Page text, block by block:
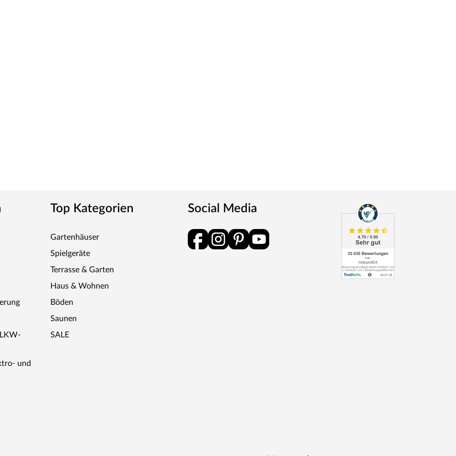
Lichtleistung)
aus Espenholz, 9 kW Ofen mit externer
und
Top Kategorien
Gartenhäuser
Spielgeräte
Terrasse & Garten
Haus & Wohnen
Böden
Saunen
SALE
Social Media